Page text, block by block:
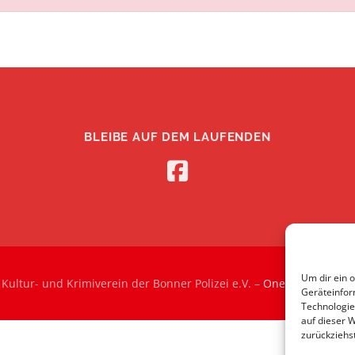
Um dir ein
auf dieser
BLEIBE AUF DEM LAUFENDEN
und Krimiverein der Bonner Polizei e.V. – OnePressTheme